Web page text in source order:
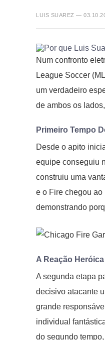
LUIS SUAREZ —
Num confronto
League Soccer
um verdadeiro
de ambos os
Primeiro Tempo
Desde o apito
equipe conseguiu
construiu uma
e o Fire chegou
demonstrando
A Reação
A segunda etapa
decisivo atacante
grande
individual
do segundo